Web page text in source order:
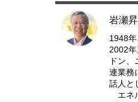
岩瀬
1948
2002
ドン
連業務
話人と
エネ